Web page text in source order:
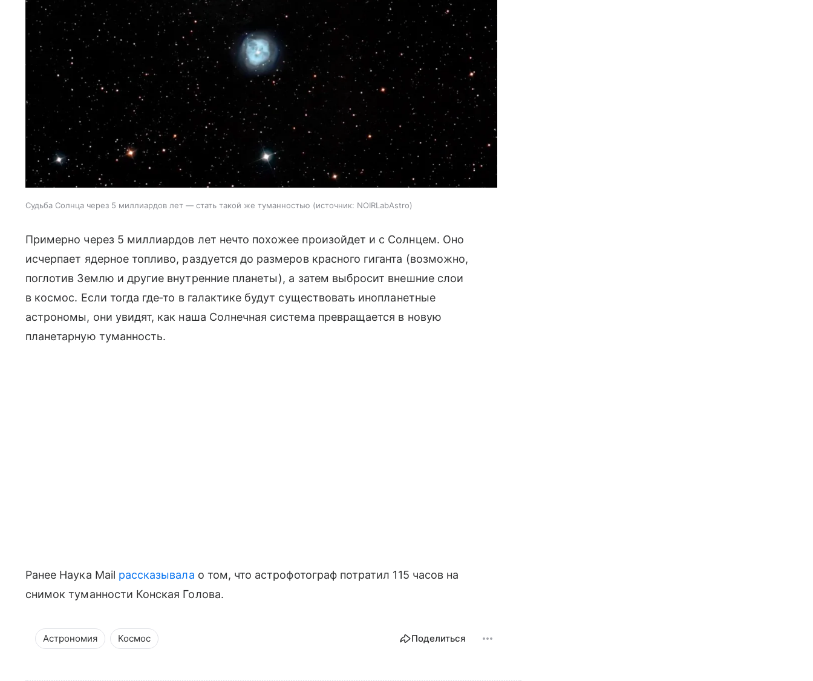
Судьба Солнца через 5 миллиардов лет — стать такой же туманностью источник: NOIRLabAstro
Примерно через 5 миллиардов лет нечто похожее произойдет и с Солнцем. Оно
исчерпает ядерное топливо, раздуется до размеров красного гиганта (возможно,
поглотив Землю и другие внутренние планеты), а затем выбросит внешние слои
в космос. Если тогда где‑то в галактике будут существовать инопланетные
астрономы, они увидят, как наша Солнечная система превращается в новую
планетарную туманность.
Ранее Наука Mail рассказывала о том, что астрофотограф потратил 115 часов на
снимок туманности Конская Голова.
Астрономия Космос Поделиться